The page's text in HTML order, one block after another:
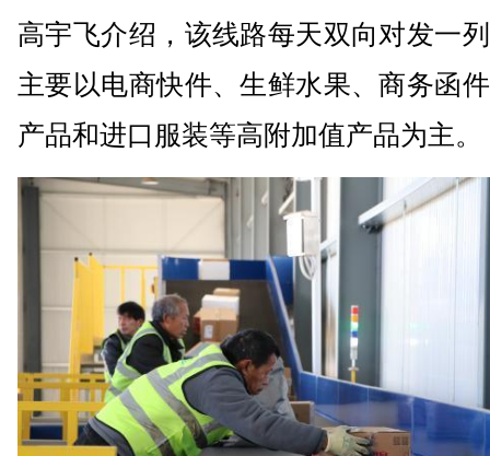
高宇飞介绍，该线路每天双向对发一
主要以电商快件、生鲜水果、商务函
产品和进口服装等高附加值产品为主。